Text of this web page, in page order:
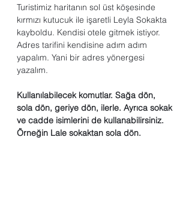
Turistimiz haritanın sol üst köşesinde
kırmızı kutucuk ile işaretli Leyla Sokakta
kayboldu. Kendisi otele gitmek istiyor.
Adres tarifini kendisine adım adım
yapalım. Yani bir adres yönergesi
yazalım.
Kullanılabilecek komutlar. Sağa dön,
sola dön, geriye dön, ilerle. Ayrıca sokak
ve cadde isimlerini de kullanabilirsiniz.
Örneğin Lale sokaktan sola dön.